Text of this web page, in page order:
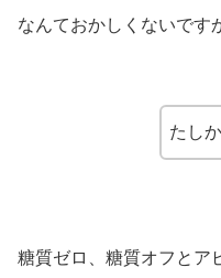
なんておかしくないです
たし
糖質ゼロ、糖質オフとア